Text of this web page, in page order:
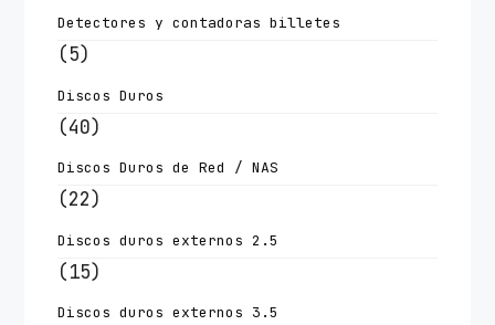
Detectores y contadoras billetes
(5)
Discos Duros
(40)
Discos Duros de Red / NAS
(22)
Discos duros externos 2.5
(15)
Discos duros externos 3.5